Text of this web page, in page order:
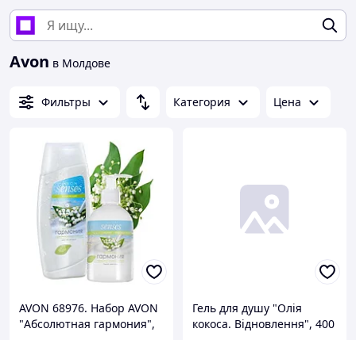
Avon в Молдове
Фильтры Категория Цена
AVON 68976. Набор AVON
"Абсолютная гармония",
Гель для душу "Олія
кокоса. Відновлення", 400